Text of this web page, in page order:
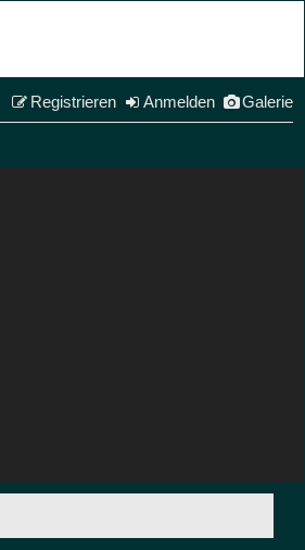
Galerie
Anmelden
Registrieren